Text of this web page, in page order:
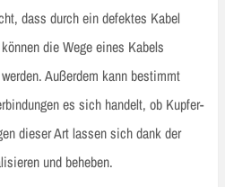
dass durch ein defektes Kabel
die Wege eines Kabels
Außerdem kann bestimmt
es sich handelt, ob Kupfer-
dieser Art lassen sich dank der
und beheben.